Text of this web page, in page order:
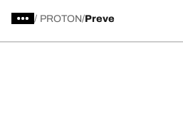
/ PROTON Preve